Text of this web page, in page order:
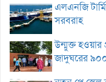
এলএনজি
সরবরাহ
উন্মুক্ত হওয়ার
জাদুঘরের